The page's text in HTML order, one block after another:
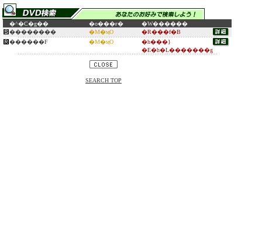
�^�C�g�� �o���ғ�
�W������
��������
�M�ӎO
�R���f�B
������F
�M�ӎO
�h���}
�E�h�L�������g
SEARCH TOP